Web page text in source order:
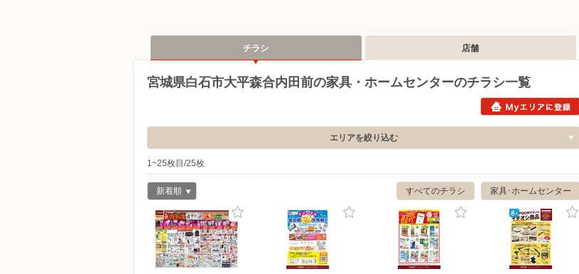
チラシ 店舗
宮城県白石市大平森合内田前の家具・ホームセンターのチラシ一覧
エリアを絞り込む
1~25枚目/25枚
家具･ホームセンター
すべてのチラシ
新着順